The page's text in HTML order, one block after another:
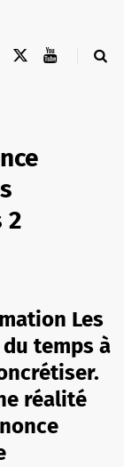
2
Les
temps à
réalité